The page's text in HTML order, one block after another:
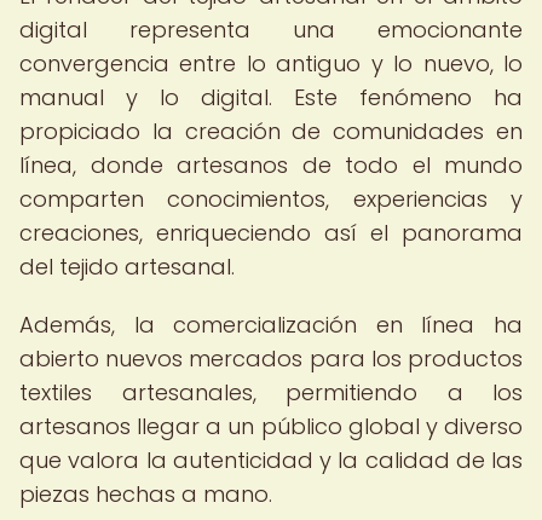
digital representa una emocionante
convergencia entre lo antiguo y lo nuevo, lo
manual y lo digital. Este fenómeno ha
propiciado la creación de comunidades en
línea, donde artesanos de todo el mundo
comparten conocimientos, experiencias y
creaciones, enriqueciendo así el panorama
del tejido artesanal.
Además, la comercialización en línea ha
abierto nuevos mercados para los productos
textiles artesanales, permitiendo a los
artesanos llegar a un público global y diverso
que valora la autenticidad y la calidad de las
piezas hechas a mano.